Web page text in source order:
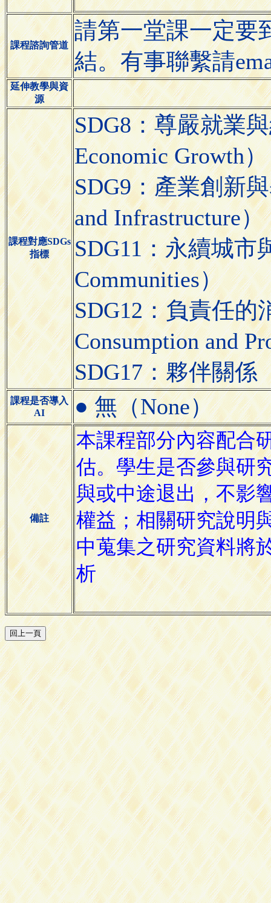
課程諮詢管道
請第一堂課一定要
結。有事聯繫請
延伸教學與資
源
課程對應SDGs
指標
SDG8：尊嚴就業
Economic Growth）
SDG9：產業創新
and Infrastructure）
SDG11：永續城市
Communities）
SDG12：負責任的
Consumption and
SDG17：夥伴關係
課程是否導入
AI
● 無（None）
備註